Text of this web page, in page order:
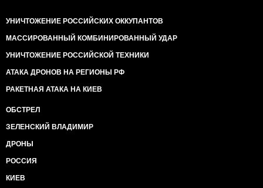
УНИЧТОЖЕНИЕ РОССИЙСКИХ ОККУПАНТОВ
МАССИРОВАННЫЙ КОМБИНИРОВАННЫЙ УДАР
УНИЧТОЖЕНИЕ РОССИЙСКОЙ ТЕХНИКИ
АТАКА ДРОНОВ НА РЕГИОНЫ РФ
РАКЕТНАЯ АТАКА НА КИЕВ
ОБСТРЕЛ
ЗЕЛЕНСКИЙ ВЛАДИМИР
ДРОНЫ
РОССИЯ
КИЕВ